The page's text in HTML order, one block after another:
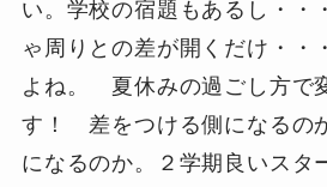
い。学校の宿題もあるし・・
ゃ周りとの差が開くだけ・・
よね。 夏休みの過ごし方で
す！ 差をつける側になるの
になるのか。２学期良いスタ